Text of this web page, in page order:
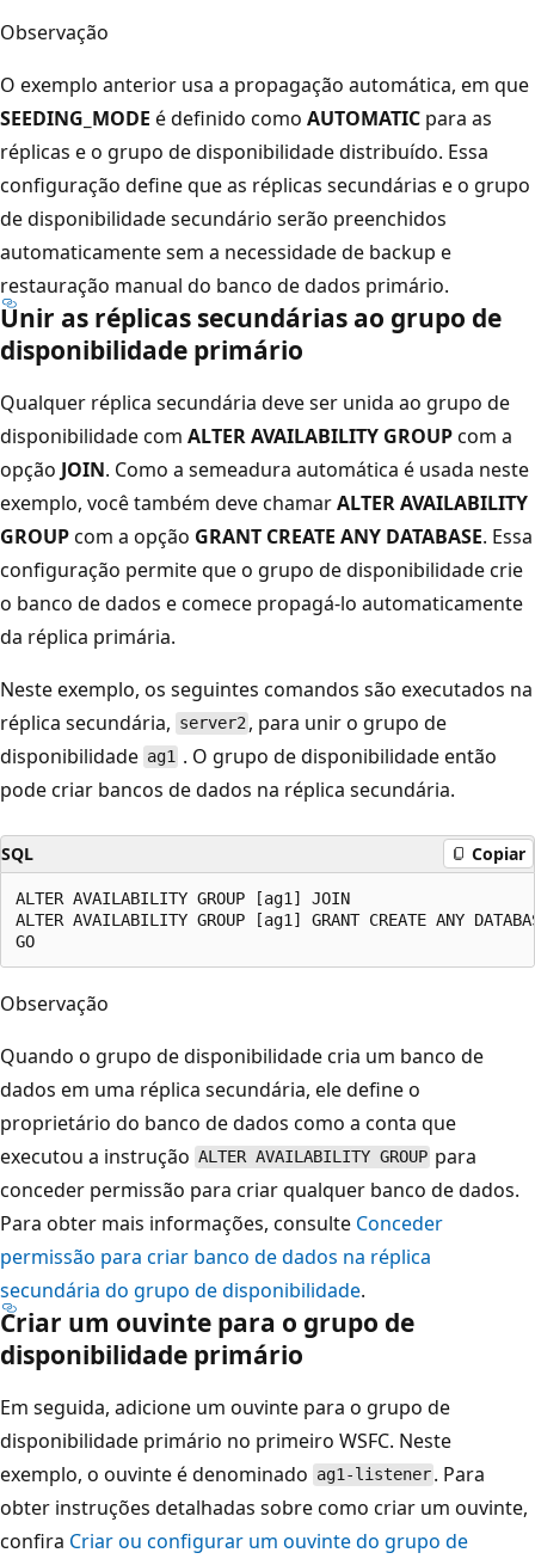
Observação
O exemplo anterior usa a propagação automática, em que
SEEDING_MODE é definido como AUTOMATIC para as
réplicas e o grupo de disponibilidade distribuído. Essa
configuração define que as réplicas secundárias e o grupo
de disponibilidade secundário serão preenchidos
automaticamente sem a necessidade de backup e
restauração manual do banco de dados primário.
Unir as réplicas secundárias ao grupo de
disponibilidade primário
Qualquer réplica secundária deve ser unida ao grupo de
disponibilidade com ALTER AVAILABILITY GROUPcom a
opção JOIN. Como a semeadura automática é usada neste
exemplo, você também deve chamarALTER AVAILABILITY
GROUPcom a opção GRANT CREATE ANY DATABASE. Essa
configuração permite que o grupo de disponibilidade crie
o banco de dados e comece propagá-lo automaticamente
da réplica primária.
Neste exemplo, os seguintes comandos são executados na
réplica secundária, server2 , para unir o grupo de
disponibilidade ag1 . O grupo de disponibilidade então
pode criar bancos de dados na réplica secundária.
SQL Copiar
ALTER AVAILABILITY GROUP [ag1] JOIN
ALTER AVAILABILITY GROUP [ag1] GRANT CREATE ANY
Observação
Quando o grupo de disponibilidade cria um banco de
dados em uma réplica secundária, ele define o
proprietário do banco de dados como a conta que
executou a instrução ALTER AVAILABILITY GROUP para
conceder permissão para criar qualquer banco de dados.
Para obter mais informações, consulte Conceder
permissão para criar banco de dados na réplica
secundária do grupo de disponibilidade.
Criar um ouvinte para o grupo de
disponibilidade primário
Em seguida, adicione um ouvinte para o grupo de
disponibilidade primário no primeiro WSFC. Neste
exemplo, o ouvinte é denominado ag1-listener . Para
obter instruções detalhadas sobre como criar um ouvinte,
confira Criar ou configurar um ouvinte do grupo de